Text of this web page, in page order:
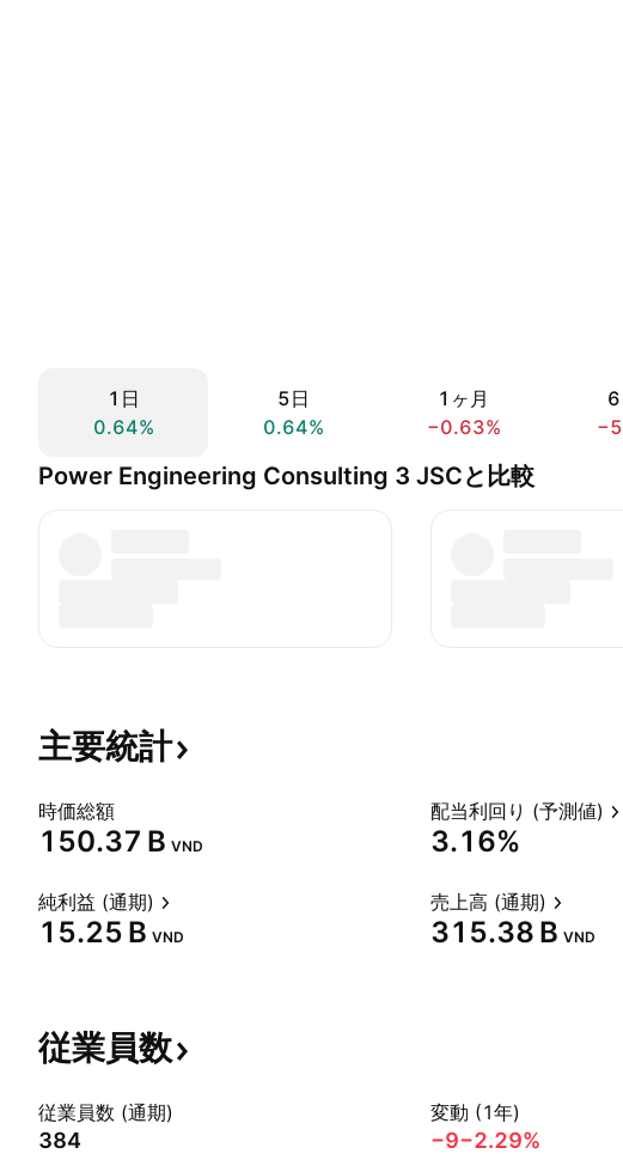
1日
0.64%
5日
0.64%
1ヶ月
−0.63%
6
Power Engineering Consulting 3 JSCと比較
主要統計
時価総額
‪150.37 B‬ VND
配当利回り (予測値)
3.16%
純利益 (通期)
‪15.25 B‬ VND
売上高 (通期)
‪315.38 B‬ VND
従業員数
従業員数 (通期)
384
変動 (1年)
−9−2.29%